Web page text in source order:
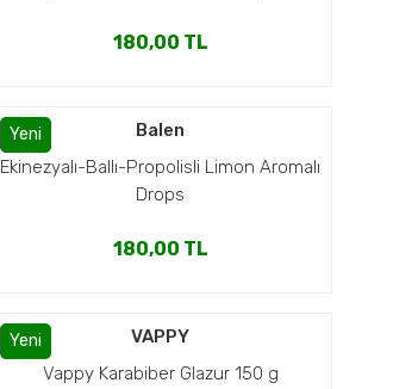
180,00 TL
Yeni
Balen
Ekinezyalı-Ballı-Propolisli Limon Aromalı
Drops
180,00 TL
Yeni
VAPPY
Vappy Karabiber Glazur 150 g